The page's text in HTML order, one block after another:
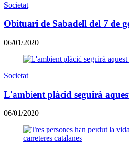
Societat
Obituari de Sabadell del 7 de
06/01/2020
Societat
L'ambient plàcid seguirà
06/01/2020